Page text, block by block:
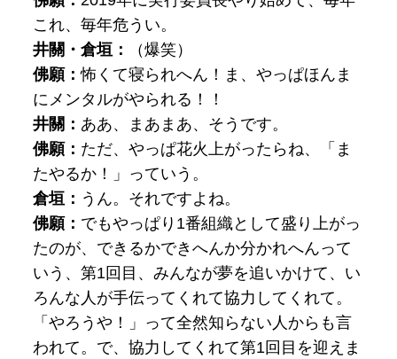
これ、毎年危うい。
井關・倉垣：
（爆笑）
佛願：怖くて寝られへん！ま、やっぱほんま
にメンタルがやられる！！
井關： ああ、まあまあ、そうです。
佛願： ただ、やっぱ花火上がったらね、「ま
たやるか！」っていう。
倉垣： うん。それですよね。
佛願： でもやっぱり1番組織として盛り上がっ
たのが、できるかできへんか分かれへんって
いう、第1回目、みんなが夢を追いかけて、い
ろんな人が手伝ってくれて協力してくれて。
「やろうや！」って全然知らない人からも言
われて。で、協力してくれて第1回目を迎えま